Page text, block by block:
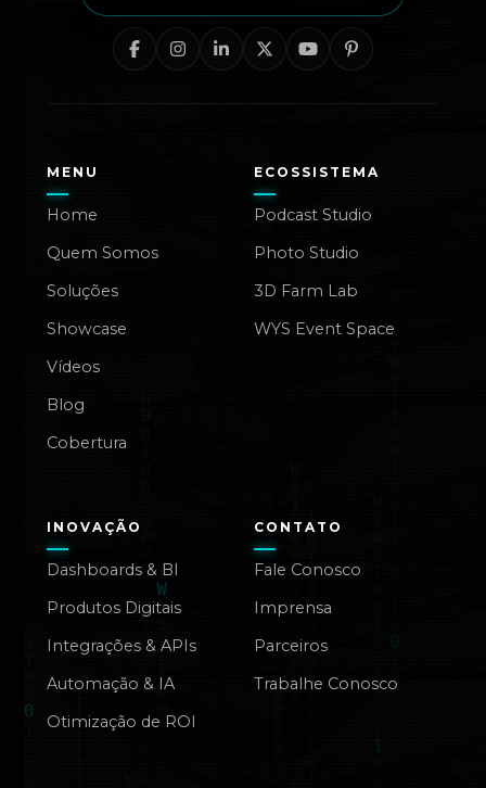
MENU
Home
Quem Somos
Soluções
Showcase
Vídeos
Blog
Cobertura
ECOSSISTEMA
Podcast Studio
Photo Studio
3D Farm Lab
WYS Event Space
INOVAÇÃO
Dashboards & BI
Produtos Digitais
Integrações & APIs
Automação & IA
Otimização de ROI
CONTATO
Fale Conosco
Imprensa
Parceiros
Trabalhe Conosco